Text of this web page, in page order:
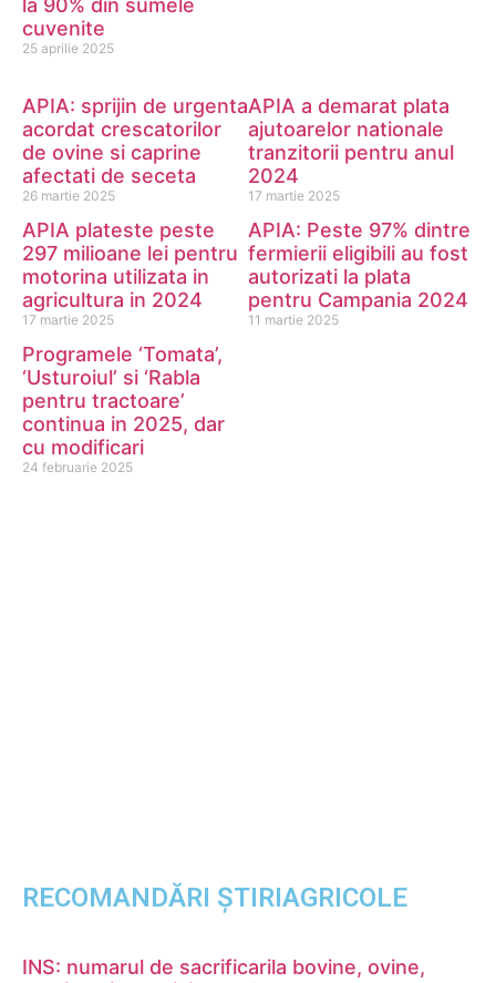
la 90% din sumele
cuvenite
25 aprilie 2025
APIA: sprijin de urgenta
acordat crescatorilor
de ovine si caprine
afectati de seceta
26 martie 2025
APIA a demarat plata
ajutoarelor nationale
tranzitorii pentru anul
2024
17 martie 2025
APIA plateste peste
297 milioane lei pentru
motorina utilizata in
agricultura in 2024
17 martie 2025
APIA: Peste 97% dintre
fermierii eligibili au fost
autorizati la plata
pentru Campania 2024
11 martie 2025
Programele ‘Tomata’,
‘Usturoiul’ si ‘Rabla
pentru tractoare’
continua in 2025, dar
cu modificari
24 februarie 2025
RECOMANDĂRI ȘTIRIAGRICOLE
INS: numarul de sacrificarila bovine, ovine,